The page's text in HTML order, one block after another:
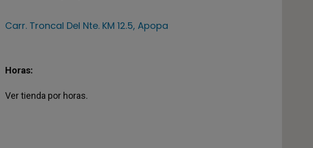
Carr. Troncal Del Nte. KM 12.5, Apopa
Horas:
Ver tienda por horas.